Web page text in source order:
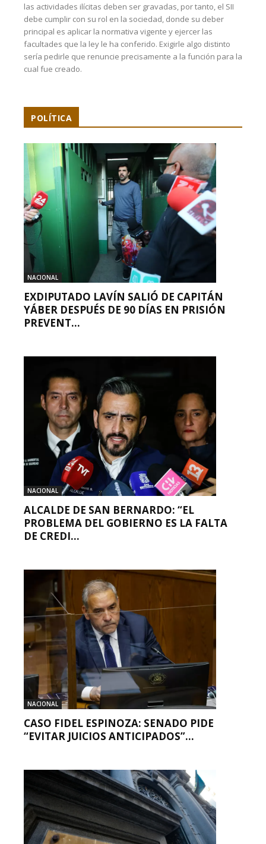
las actividades ilícitas deben ser gravadas, por tanto, el SII
debe cumplir con su rol en la sociedad, donde su deber
principal es aplicar la normativa vigente y ejercer las
facultades que la ley le ha conferido. Exigirle algo distinto
sería pedirle que renuncie precisamente a la función para la
cual fue creado.
POLÍTICA
NACIONAL
EXDIPUTADO LAVÍN SALIÓ DE CAPITÁN
YÁBER DESPUÉS DE 90 DÍAS EN PRISIÓN
PREVENT...
NACIONAL
ALCALDE DE SAN BERNARDO: “EL
PROBLEMA DEL GOBIERNO ES LA FALTA
DE CREDI...
NACIONAL
CASO FIDEL ESPINOZA: SENADO PIDE
“EVITAR JUICIOS ANTICIPADOS”...